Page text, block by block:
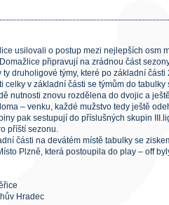
usilovali o postup mezi nejlepších osm
připravují na zrádnou část
druholigové týmy, které po základní
celky v základní části se týmům do tabulky
nutnosti znovu rozdělena do dvojic a
– venku, každé mužstvo tedy ještě
pak sestupují do příslušných skupin
příští sezonu.
části na devátém místě tabulky se
Plzně, která postoupila do play – off
Hradec